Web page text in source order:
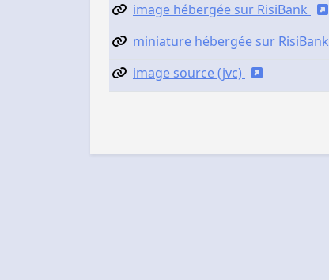
image hébergée sur RisiBank
miniature hébergée sur RisiBank
image source (jvc)